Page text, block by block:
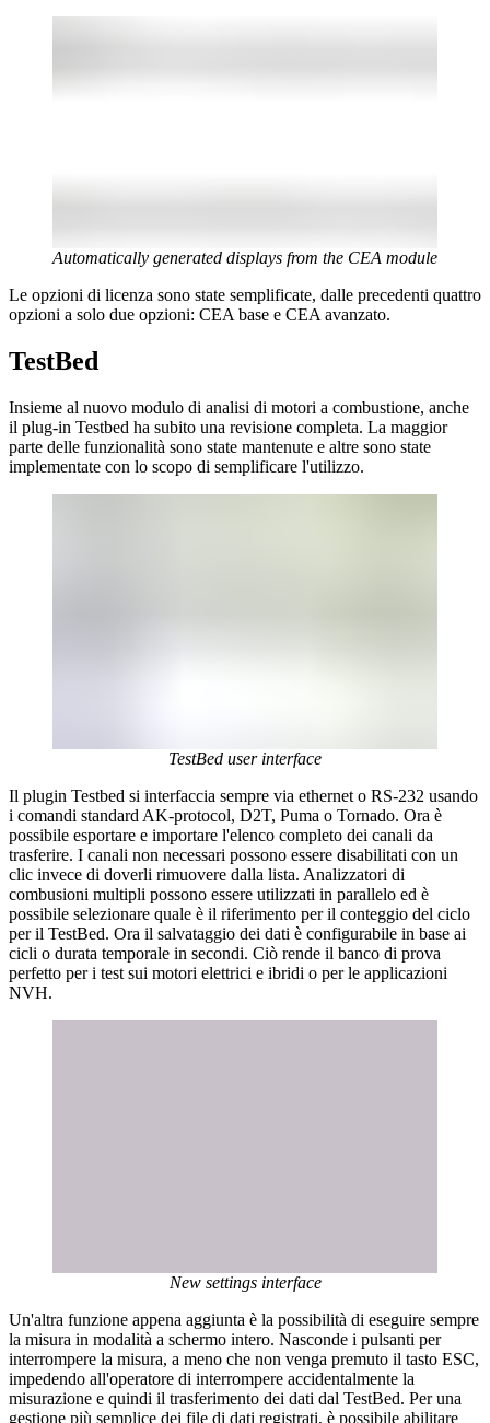
Automatically generated displays from the CEA module
Le opzioni di licenza sono state semplificate, dalle precedenti quattro
opzioni a solo due opzioni: CEA base e CEA avanzato.
TestBed
Insieme al nuovo modulo di analisi di motori a combustione, anche
il plug-in Testbed ha subito una revisione completa. La maggior
parte delle funzionalità sono state mantenute e altre sono state
implementate con lo scopo di semplificare l'utilizzo.
TestBed user interface
Il plugin Testbed si interfaccia sempre via ethernet o RS-232 usando
i comandi standard AK-protocol, D2T, Puma o Tornado. Ora è
possibile esportare e importare l'elenco completo dei canali da
trasferire. I canali non necessari possono essere disabilitati con un
clic invece di doverli rimuovere dalla lista. Analizzatori di
combusioni multipli possono essere utilizzati in parallelo ed è
possibile selezionare quale è il riferimento per il conteggio del ciclo
per il TestBed. Ora il salvataggio dei dati è configurabile in base ai
cicli o durata temporale in secondi. Ciò rende il banco di prova
perfetto per i test sui motori elettrici e ibridi o per le applicazioni
NVH.
New settings interface
Un'altra funzione appena aggiunta è la possibilità di eseguire sempre
la misura in modalità a schermo intero. Nasconde i pulsanti per
interrompere la misura, a meno che non venga premuto il tasto ESC,
impedendo all'operatore di interrompere accidentalmente la
misurazione e quindi il trasferimento dei dati dal TestBed. Per una
gestione più semplice dei file di dati registrati, è possibile abilitare